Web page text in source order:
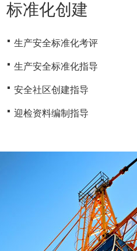
标准化创建
· 生产安全标准化考评
· 生产安全标准化指导
· 安全社区创建指导
· 迎检资料编制指导